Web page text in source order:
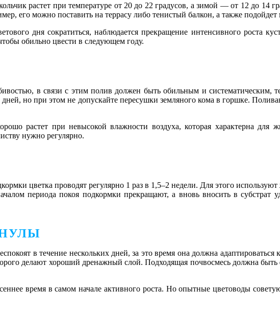
растет при температуре от 20 до 22 градусов, а зимой ― от 12 до 14
его можно поставить на террасу либо тенистый балкон, а также
дня сократиться, наблюдается прекращение интенсивного роста
обильно цвести в следующем году.
в связи с этим полив должен быть обильным и
но при этом не допускайте пересушки земляного кома в горшке.
растет при невысокой влажности воздуха, которая характерна
нужно регулярно.
цветка проводят регулярно 1 раз в 1,5–2 недели. Для этого
периода покоя подкормки прекращают, а вновь вносить в субстрат
в течение нескольких дней, за это время она должна
делают хороший дренажный слой. Подходящая почвосмесь должна быть
время в самом начале активного роста. Но опытные цветоводы